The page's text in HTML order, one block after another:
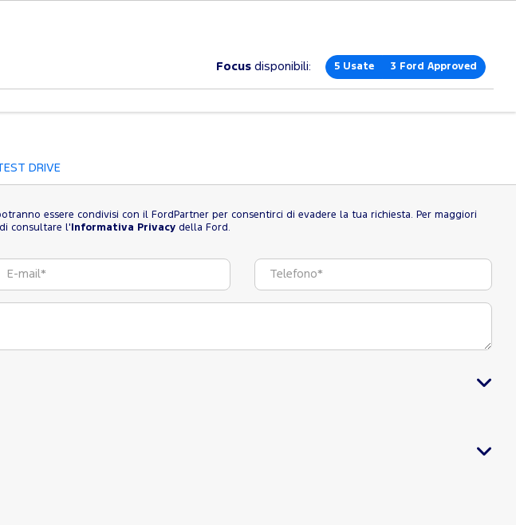
Focus disponibili: 5 Usate 3 Ford Approved
DRIVE
essere condivisi con il FordPartner per consentirci di evadere la tua richiesta. Per maggiori
consultare l' Informativa Privacy della Ford.